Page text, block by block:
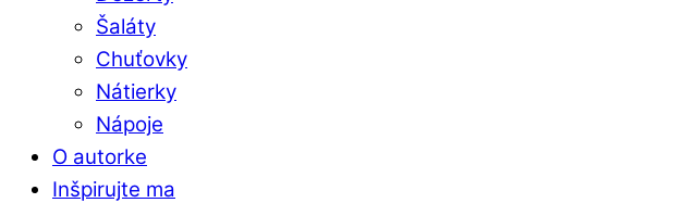
Šaláty
Chuťovky
Nátierky
Nápoje
O autorke
Inšpirujte ma